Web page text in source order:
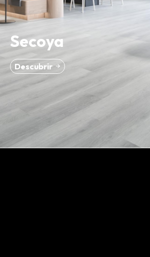
Secoya
Descubrir